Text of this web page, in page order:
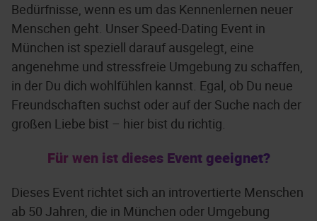
Bedürfnisse, wenn es um das Kennenlernen neuer
Menschen geht. Unser Speed-Dating Event in
München ist speziell darauf ausgelegt, eine
angenehme und stressfreie Umgebung zu schaffen,
in der Du dich wohlfühlen kannst. Egal, ob Du neue
Freundschaften suchst oder auf der Suche nach der
großen Liebe bist – hier bist du richtig.
Für wen ist dieses Event geeignet?
Dieses Event richtet sich an introvertierte Menschen
ab 50 Jahren, die in München oder Umgebung